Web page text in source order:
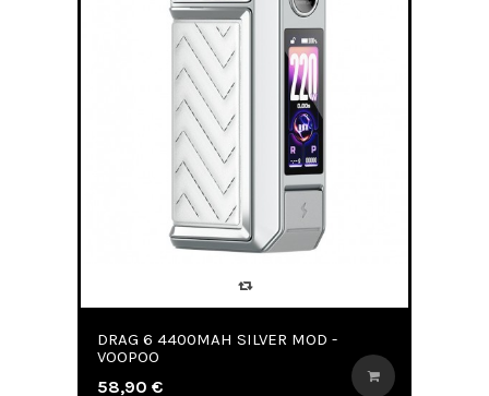
DRAG 6 4400MAH SILVER MOD -
VOOPOO
58,90 €